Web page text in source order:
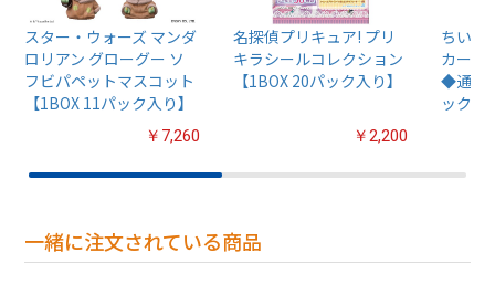
スター・ウォーズ マンダ
ロリアン グローグー ソ
フビパペットマスコット
【1BOX 11パック入り】
￥7,260
名探偵プリキュア! プリ
キラシールコレクション
【1BOX 20パック入り】
￥2,200
ちいか
カード
◆通常
ック入
一緒に注文されている商品